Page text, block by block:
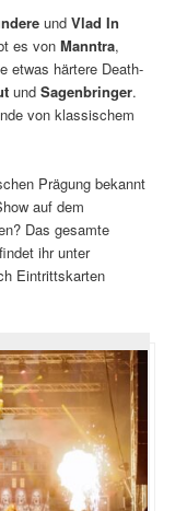
undVlad In
es vonManntra,
etwas härtere Death-
undSagenbringer.
von klassischem
Prägung bekannt
auf dem
Das gesamte
ihr unter
Eintrittskarten